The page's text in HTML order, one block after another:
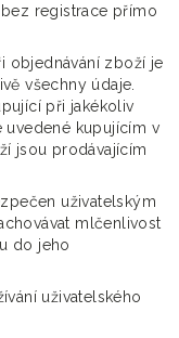
registrace přímo
objednávání zboží je
všechny údaje.
při jakékoliv
uvedené kupujícím v
jsou prodávajícím
uživatelským
mlčenlivost
do jeho
uživatelského